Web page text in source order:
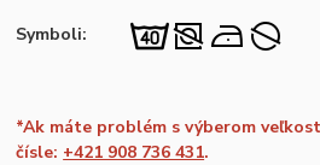
Symboli:
*Ak máte problém s výberom
čísle: +421 908 736 431.